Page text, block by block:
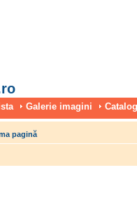
Galerie imagini
pagină